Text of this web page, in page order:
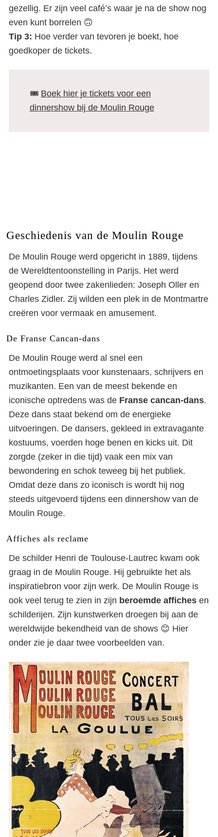
gezellig. Er zijn veel café’s waar je na de show nog
even kunt borrelen 🙃
Tip 3: Hoe verder van tevoren je boekt, hoe
goedkoper de tickets.
🎟️ Boek hier je tickets voor een
dinnershow bij de Moulin Rouge
Geschiedenis van de Moulin Rouge
De Moulin Rouge werd opgericht in 1889, tijdens
de Wereldtentoonstelling in Parijs. Het werd
geopend door twee zakenlieden: Joseph Oller en
Charles Zidler. Zij wilden een plek in de Montmartre
creëren voor vermaak en amusement.
De Franse Cancan-dans
De Moulin Rouge werd al snel een
ontmoetingsplaats voor kunstenaars, schrijvers en
muzikanten. Een van de meest bekende en
iconische optredens was de Franse cancan-dans.
Deze dans staat bekend om de energieke
uitvoeringen. De dansers, gekleed in extravagante
kostuums, voerden hoge benen en kicks uit. Dit
zorgde (zeker in die tijd) vaak een mix van
bewondering en schok teweeg bij het publiek.
Omdat deze dans zo iconisch is wordt hij nog
steeds uitgevoerd tijdens een dinnershow van de
Moulin Rouge.
Affiches als reclame
De schilder Henri de Toulouse-Lautrec kwam ook
graag in de Moulin Rouge. Hij gebruikte het als
inspiratiebron voor zijn werk. De Moulin Rouge is
ook veel terug te zien in zijn beroemde affiches en
schilderijen. Zijn kunstwerken droegen bij aan de
wereldwijde bekendheid van de shows 😊 Hier
onder zie je daar twee voorbeelden van.